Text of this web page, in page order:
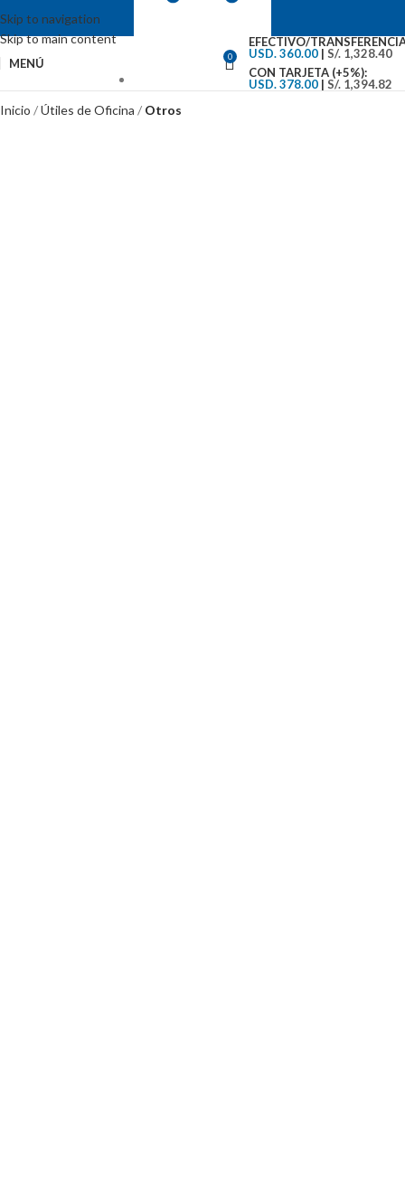
Skip to navigation
Skip to main content
MENÚ 0
EFECTIVO/
USD. 360.00 | S/. 1,328.40
CON TARJETA (+5%):
USD. 378.00 | S/. 1,394.82
Inicio Útiles de Oficina Otros